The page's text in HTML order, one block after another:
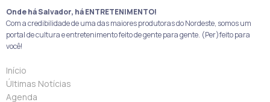
Onde há Salvador, há ENTRETENIMENTO!
Com a credibilidade de uma das maiores produtoras do Nordeste, somos um
portal de cultura e entretenimento feito de gente para gente. (Per)feito para
você!
Início
Últimas Notícias
Agenda